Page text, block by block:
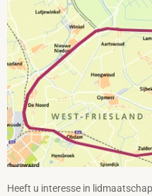
Heeft u interesse in